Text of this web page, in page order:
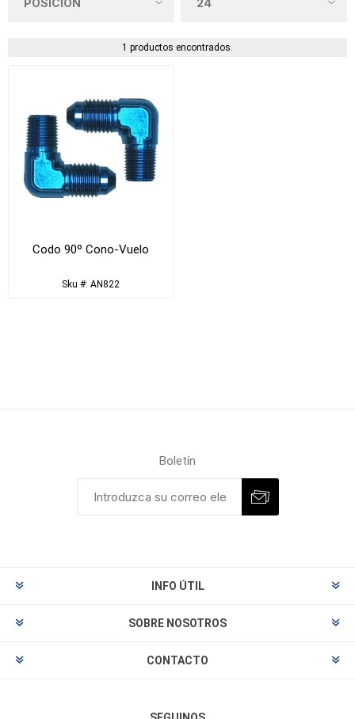
1 productos encontrados.
Codo 90º Cono-Vuelo
Sku #: AN822
Boletín
INFO ÚTIL
SOBRE NOSOTROS
CONTACTO